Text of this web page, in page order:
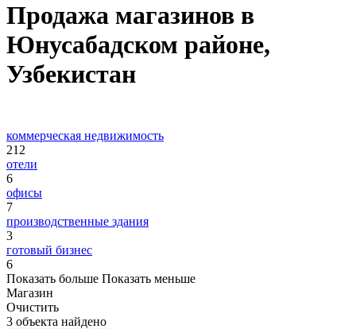
Продажа магазинов в
Юнусабадском районе,
Узбекистан
коммерческая недвижимость
212
отели
6
офисы
7
производственные здания
3
готовый бизнес
6
Показать больше Показать меньше
Магазин
Очистить
3 объекта найдено